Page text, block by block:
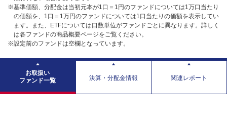
※基準価額、分配金は当初元本が1口＝1円のファンドについては1万口当たり
の価額を、1口＝1万円のファンドについては1口当たりの価額を表示してい
ます。また、ETFについては口数単位がファンドごとに異なります。詳しく
は各ファンドの商品概要ページをご覧ください。
※設定前のファンドは空欄となっています。
お取扱い
ファンド一覧
決算・分配金情報 関連レポート